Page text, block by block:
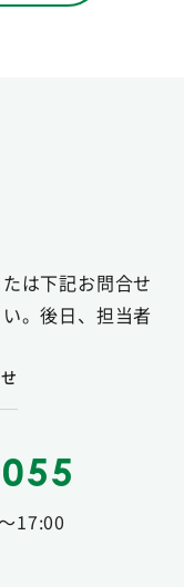
は下記お問合せ
。後日、担当者
17:00